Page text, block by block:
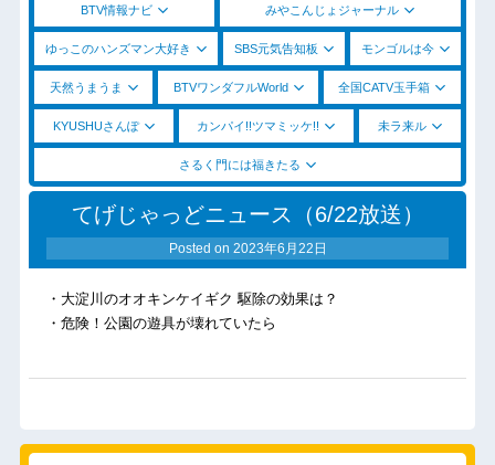
BTV情報ナビ みやこんじょジャーナル
ゆっこのハンズマン大好き SBS元気告知板 モンゴルは今
天然うまうま BTVワンダフルWorld 全国CATV玉手箱
KYUSHUさんぽ カンパイ!!ツマミッケ!! 未ラ来ル
さるく門には福きたる
てげじゃっどニュース（6/22放送）
Posted on 2023年6月22日
・大淀川のオオキンケイギク 駆除の効果は？
・危険！公園の遊具が壊れていたら